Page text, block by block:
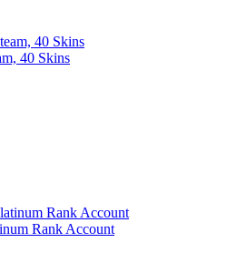
40 Skins
Rank Account